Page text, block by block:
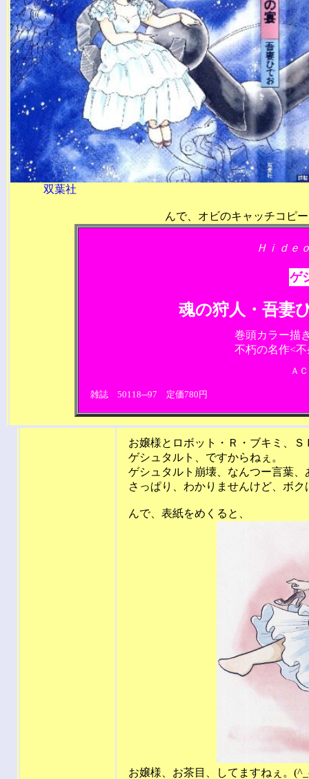
双葉
んで、オビのキ
Ｈｉｄｅ
ゲ
魂の狩人・吾妻ひで
巻頭カラー描
不朽の名作<
Ａ
雑誌 50118─97 定価780円
お嬢様とロボット・Ｒ・ブキミ、Ｓ
ゲシュタルト、ですからねぇ。
ゲシュタルト崩壊、なんつー言葉、
さっぱり、わかりませんけど、ボク
んで、表紙をめくると、
お嬢様、お茶目、してますねぇ。